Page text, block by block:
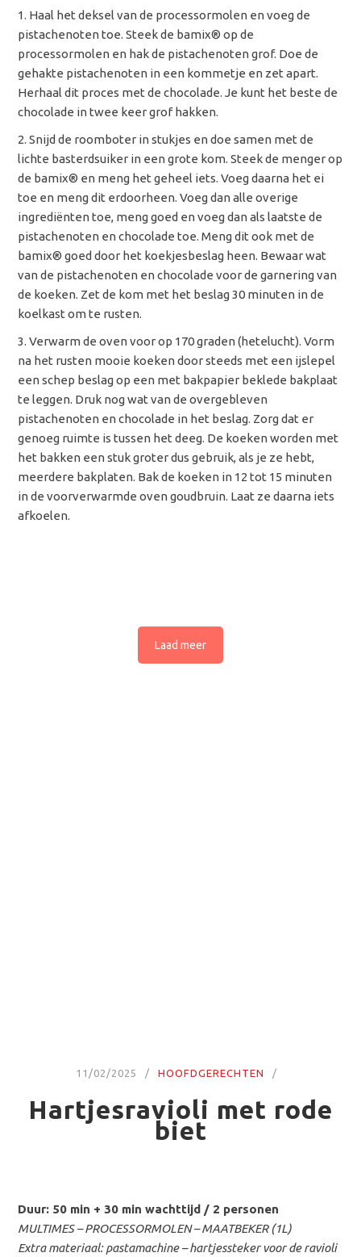
Haal het deksel van de processormolen en voeg de
pistachenoten toe. Steek de bamix® op de
processormolen en hak de pistachenoten grof. Doe de
gehakte pistachenoten in een kommetje en zet apart.
Herhaal dit proces met de chocolade. Je kunt het beste de
chocolade in twee keer grof hakken.
Snijd de roomboter in stukjes en doe samen met de
lichte basterdsuiker in een grote kom. Steek de menger op
de bamix® en meng het geheel iets. Voeg daarna het ei
toe en meng dit erdoorheen. Voeg dan alle overige
ingrediënten toe, meng goed en voeg dan als laatste de
pistachenoten en chocolade toe. Meng dit ook met de
bamix® goed door het koekjesbeslag heen. Bewaar wat
van de pistachenoten en chocolade voor de garnering van
de koeken. Zet de kom met het beslag 30 minuten in de
koelkast om te rusten.
Verwarm de oven voor op 170 graden (hetelucht). Vorm
na het rusten mooie koeken door steeds met een ijslepel
een schep beslag op een met bakpapier beklede bakplaat
te leggen. Druk nog wat van de overgebleven
pistachenoten en chocolade in het beslag. Zorg dat er
genoeg ruimte is tussen het deeg. De koeken worden met
het bakken een stuk groter dus gebruik, als je ze hebt,
meerdere bakplaten. Bak de koeken in 12 tot 15 minuten
in de voorverwarmde oven goudbruin. Laat ze daarna iets
afkoelen.
Laad meer
11/02/2025 HOOFDGERECHTEN
Hartjesravioli met rode
biet
Duur: 50 min + 30 min wachttijd / 2 personen
MULTIMES – PROCESSORMOLEN – MAATBEKER (1L)
Extra materiaal: pastamachine – hartjessteker voor de ravioli